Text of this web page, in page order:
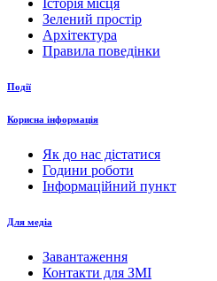
Зелений простір
Архітектура
Правила поведінки
Події
Корисна інформація
Як до нас дістатися
Години роботи
Інформаційний пункт
Для медіа
Завантаження
Контакти для ЗМІ